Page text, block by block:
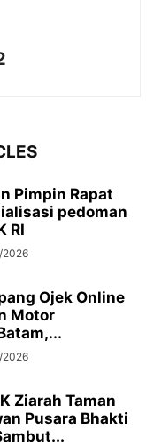
Pimpin Rapat
pedoman
RI
Ojek Online
Motor
Ziarah Taman
Pusara Bhakti